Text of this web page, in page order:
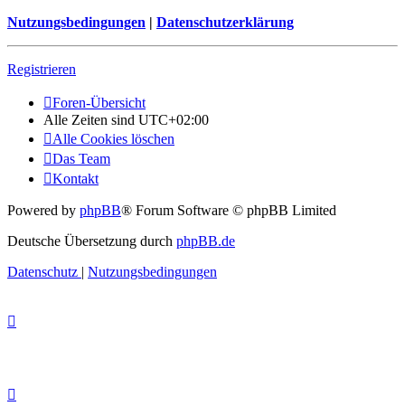
Nutzungsbedingungen | Datenschutzerklärung
Registrieren
Foren-Übersicht
Alle Zeiten sind UTC+02:00
Alle Cookies löschen
Das Team
Kontakt
Powered by phpBB® Forum Software © phpBB Limited
Deutsche Übersetzung durch phpBB.de
Datenschutz | Nutzungsbedingungen